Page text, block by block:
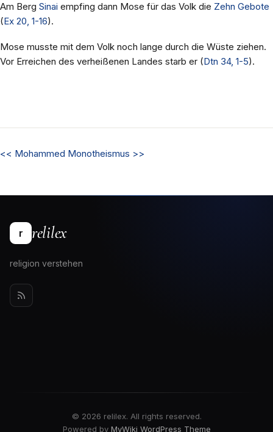
Am Berg Sinai empfing dann Mose für das Volk die Zehn Gebote
(Ex 20, 1-16).
Mose musste mit dem Volk noch lange durch die Wüste ziehen.
Vor Erreichen des verheißenen Landes starb er (Dtn 34, 1-5).
<< Mohammed Monotheismus >>
r relilex
religion verstehen
© 2026 relilex. All rights reserved.
Powered by MyWiki WordPress Theme